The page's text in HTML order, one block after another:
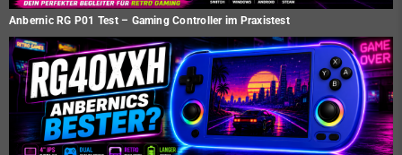
Anbernic RG P01 Test – Gaming Controller im Praxistest